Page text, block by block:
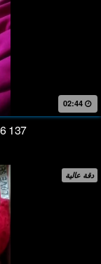
02:44
137
دقة عالية